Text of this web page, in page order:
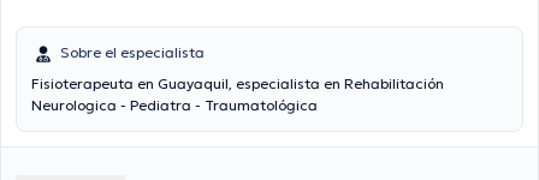
Sobre el especialista
Fisioterapeuta en Guayaquil, especialista en Rehabilitación
Neurologica - Pediatra - Traumatológica